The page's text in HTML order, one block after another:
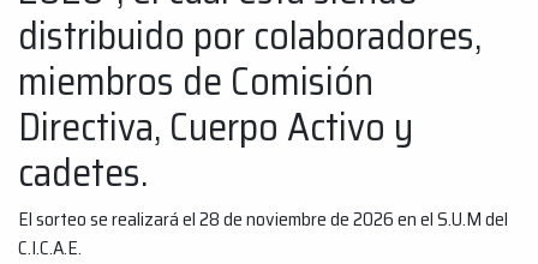
distribuido por colaboradores,
miembros de Comisión
Directiva, Cuerpo Activo y
cadetes.
El sorteo se realizará el 28 de noviembre de 2026 en el S.U.M del
C.I.C.A.E.